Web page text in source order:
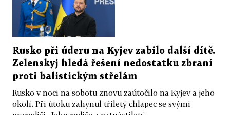
Rusko při úderu na Kyjev zabilo další dítě.
Zelenskyj hledá řešení nedostatku zbraní
proti balistickým střelám
Rusko v noci na sobotu znovu zaútočilo na Kyjev a jeho
okolí. Při útoku zahynul tříletý chlapec se svými